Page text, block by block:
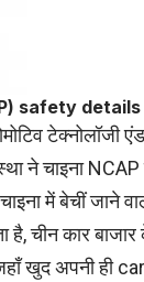
safety
टेक्नोलॉजी एंड
ने चाइना
में बेचीं जाने
है, चीन कार
खुद अपनी ही